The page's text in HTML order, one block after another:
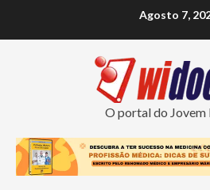
Agosto 7,
O portal do